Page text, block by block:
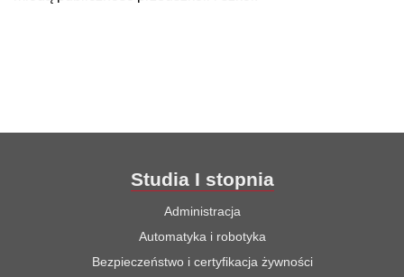
Studia I stopnia
Administracja
Automatyka i robotyka
Bezpieczeństwo i certyfikacja żywności